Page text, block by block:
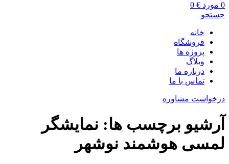
0 مورد 0 €
جستجو
خانه
فروشگاه
پروژه ها
وبلاگ
درباره ما
تماس با ما
درخواست مشاوره
آرشیو برچسب ها: نمایشگر
لمسی هوشمند نوشهر